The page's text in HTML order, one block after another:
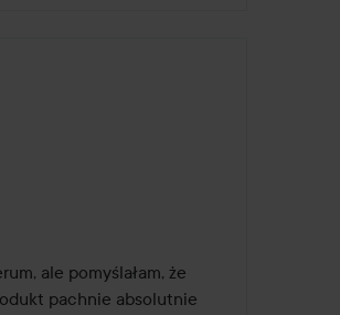
ale pomyślałam, że
pachnie absolutnie